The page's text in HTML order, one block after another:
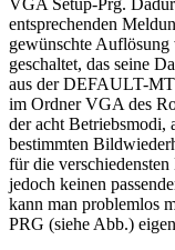
entsprechenden
gewünschte
geschaltet, das seine
aus der DEFAULT-
im Ordner VGA des
der acht Betriebsmodi,
bestimmten
für die
jedoch keinen
kann man problemlos
PRG (siehe Abb.)